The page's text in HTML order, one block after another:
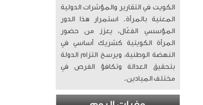
الكويت في التقارير والمؤشرات الدولية
المعنية بالمرأة. ​ استمرار هذا الدور
المؤسسي الفعّال، يعزز من حضور
المرأة الكويتية كشريك أساسي في
النهضة الوطنية، ويرسخ التزام الدولة
بتحقيق العدالة وتكافؤ الفرص في
مختلف الميادين.